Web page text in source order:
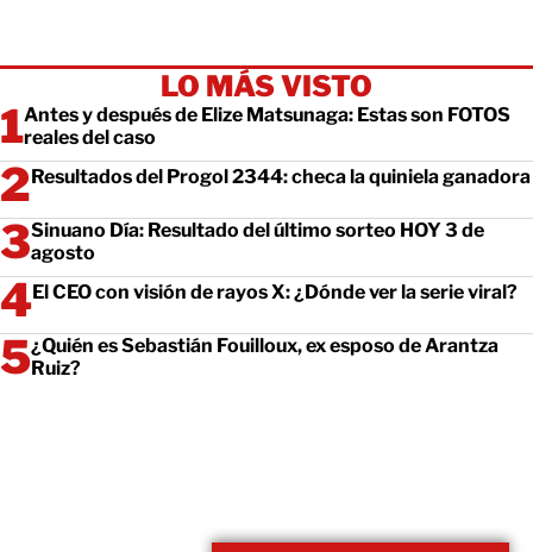
LO MÁS VISTO
Antes y después de Elize Matsunaga: Estas son FOTOS
reales del caso
Resultados del Progol 2344: checa la quiniela ganadora
Sinuano Día: Resultado del último sorteo HOY 3 de
agosto
El CEO con visión de rayos X: ¿Dónde ver la serie viral?
¿Quién es Sebastián Fouilloux, ex esposo de Arantza
Ruiz?